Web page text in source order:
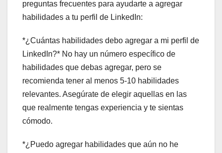
preguntas frecuentes para ayudarte a agregar
habilidades a tu perfil de LinkedIn:
*¿Cuántas habilidades debo agregar a mi perfil de
LinkedIn?* No hay un número específico de
habilidades que debas agregar, pero se
recomienda tener al menos 5-10 habilidades
relevantes. Asegúrate de elegir aquellas en las
que realmente tengas experiencia y te sientas
cómodo.
*¿Puedo agregar habilidades que aún no he